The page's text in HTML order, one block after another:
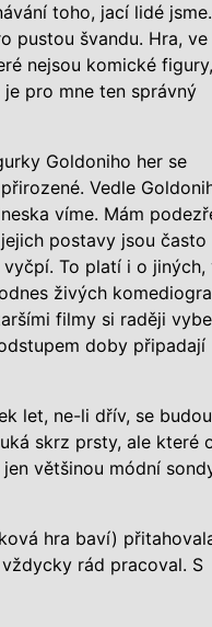
toho, jací lidé jsme.
pustou švandu. Hra, ve
nejsou komické figury,
pro mne ten správný
Goldoniho her se
Vedle
víme. Mám
postavy jsou často
To platí i o jiných,
živých
filmy si raději
doby připadají
let, ne-li dřív, se
skrz prsty, ale které
většinou módní
hra baví)
rád pracoval. S